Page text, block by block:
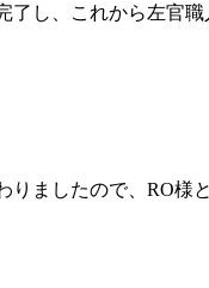
し、これから左官
ましたので、RO様